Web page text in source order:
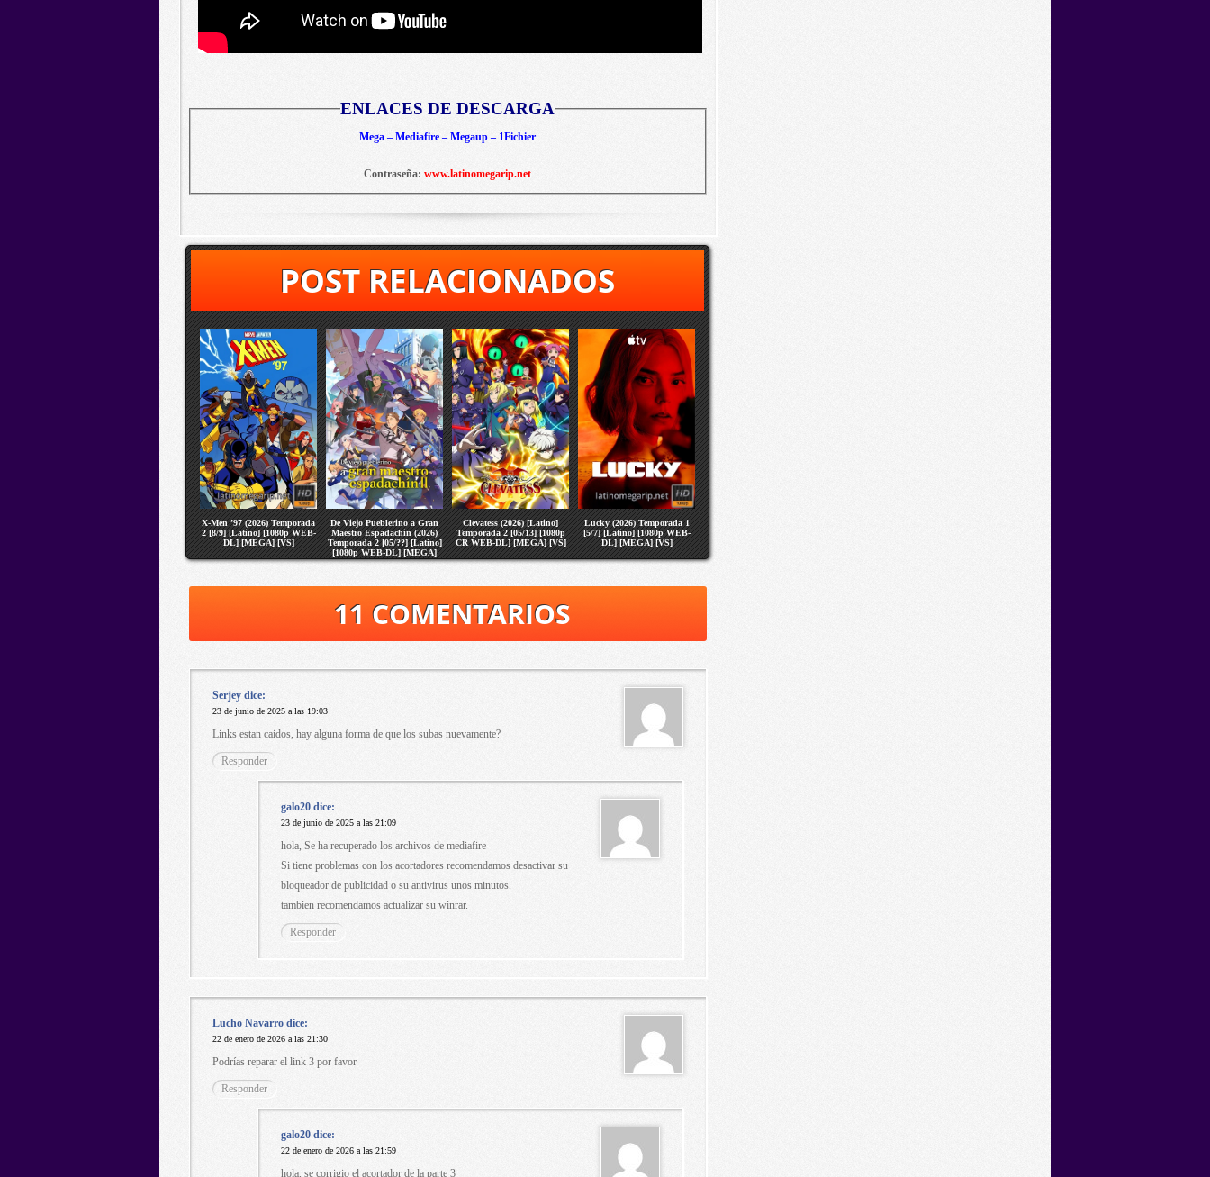
ENLACES DE DESCARGA
Mega – Mediafire – Megaup – 1Fichier
Contraseña: www.latinomegarip.net
POST RELACIONADOS
X-Men ’97 (2026) Temporada
2 [8/9] [Latino] [1080p WEB-
DL] [MEGA] [VS]
De Viejo Pueblerino a Gran
Maestro Espadachin (2026)
Temporada 2 [05/??] [Latino]
[1080p WEB-DL] [MEGA]
[VS]
Clevatess (2026) [Latino]
Temporada 2 [05/13] [1080p
CR WEB-DL] [MEGA] [VS]
Lucky (2026) Temporada 1
[5/7] [Latino] [1080p WEB-
DL] [MEGA] [VS]
11 COMENTARIOS
Serjey dice:
23 de junio de 2025 a las 19:03
Links estan caidos, hay alguna forma de que los subas nuevamente?
Responder
galo20 dice:
23 de junio de 2025 a las 21:09
hola, Se ha recuperado los archivos de mediafire
Si tiene problemas con los acortadores recomendamos desactivar su
bloqueador de publicidad o su antivirus unos minutos.
tambien recomendamos actualizar su winrar.
Responder
Lucho Navarro dice:
22 de enero de 2026 a las 21:30
Podrías reparar el link 3 por favor
Responder
galo20 dice:
22 de enero de 2026 a las 21:59
hola, se corrigio el acortador de la parte 3